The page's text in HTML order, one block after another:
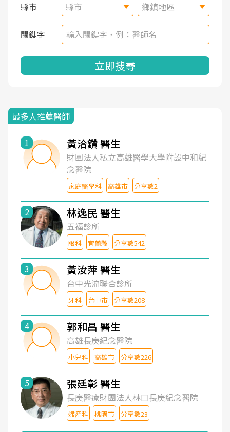
縣市 縣市 鄉鎮地區
關鍵字
立即搜尋
最多人推薦醫師
1 黃洽鑽 醫生
財團法人私立高雄醫學大學附設中和紀
念醫院
家庭醫學科 高雄市 分享數2
2 林逸民 醫生
五福診所
眼科 宜蘭縣 分享數542
3 黃汝萍 醫生
台中光流聯合診所
牙科 台中市 分享數208
4 郭和昌 醫生
高雄長庚紀念醫院
小兒科 高雄市 分享數226
5 張廷彰 醫生
長庚醫療財團法人林口長庚紀念醫院
婦產科 桃園市 分享數23